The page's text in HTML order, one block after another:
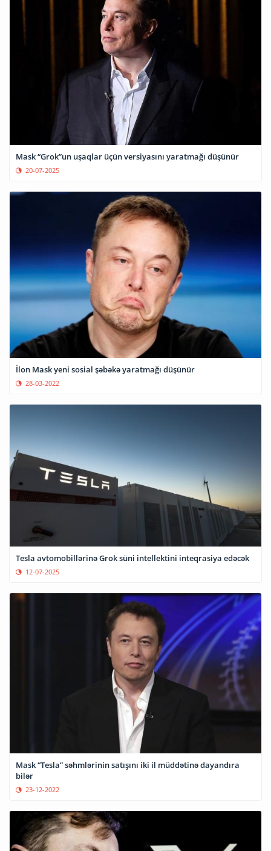
Mask “Grok”un uşaqlar üçün versiyasını yaratmağı düşünür
20-07-2025
İlon Mask yeni sosial şəbəkə yaratmağı düşünür
28-03-2022
Tesla avtomobillərinə Grok süni intellektini inteqrasiya edəcək
12-07-2025
Mask “Tesla” səhmlərinin satışını iki il müddətinə dayandıra
bilər
23-12-2022